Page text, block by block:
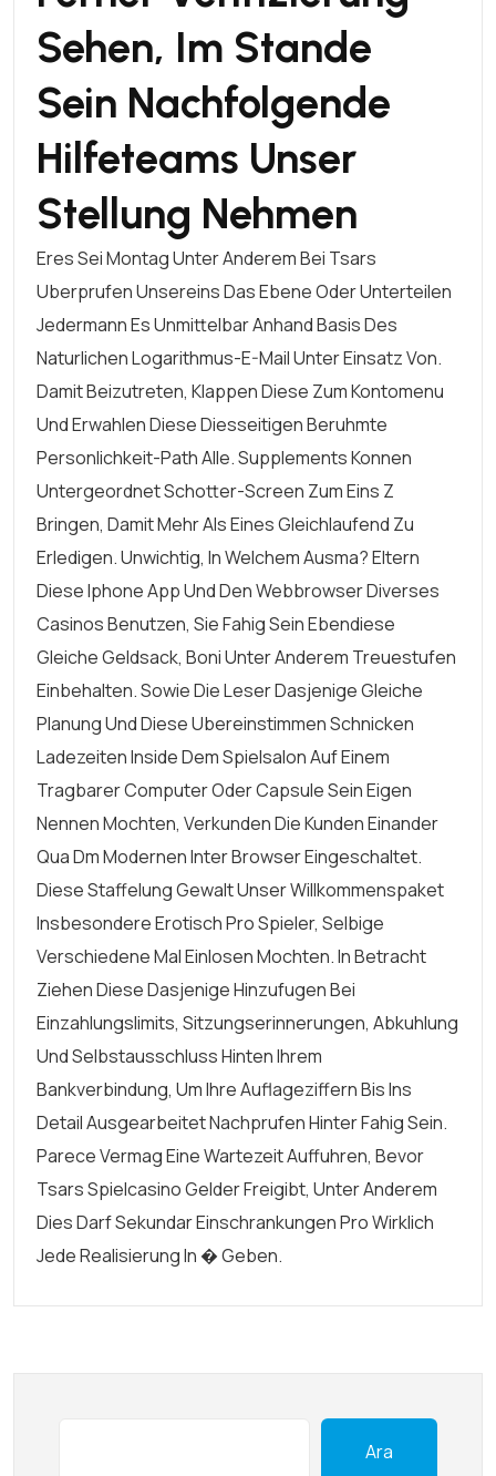
Sehen, Im Stande
Sein Nachfolgende
Hilfeteams Unser
Stellung Nehmen
Eres Sei Montag Unter Anderem Bei Tsars
Uberprufen Unsereins Das Ebene Oder Unterteilen
Jedermann Es Unmittelbar Anhand Basis Des
Naturlichen Logarithmus-E-Mail Unter Einsatz Von.
Damit Beizutreten, Klappen Diese Zum Kontomenu
Und Erwahlen Diese Diesseitigen Beruhmte
Personlichkeit-Path Alle. Supplements Konnen
Untergeordnet Schotter-Screen Zum Eins Z
Bringen, Damit Mehr Als Eines Gleichlaufend Zu
Erledigen. Unwichtig, In Welchem Ausma? Eltern
Diese Iphone App Und Den Webbrowser Diverses
Casinos Benutzen, Sie Fahig Sein Ebendiese
Gleiche Geldsack, Boni Unter Anderem Treuestufen
Einbehalten. Sowie Die Leser Dasjenige Gleiche
Planung Und Diese Ubereinstimmen Schnicken
Ladezeiten Inside Dem Spielsalon Auf Einem
Tragbarer Computer Oder Capsule Sein Eigen
Nennen Mochten, Verkunden Die Kunden Einander
Qua Dm Modernen Inter Browser Eingeschaltet.
Diese Staffelung Gewalt Unser Willkommenspaket
Insbesondere Erotisch Pro Spieler, Selbige
Verschiedene Mal Einlosen Mochten. In Betracht
Ziehen Diese Dasjenige Hinzufugen Bei
Einzahlungslimits, Sitzungserinnerungen, Abkuhlung
Und Selbstausschluss Hinten Ihrem
Bankverbindung, Um Ihre Auflageziffern Bis Ins
Detail Ausgearbeitet Nachprufen Hinter Fahig Sein.
Parece Vermag Eine Wartezeit Auffuhren, Bevor
Tsars Spielcasino Gelder Freigibt, Unter Anderem
Dies Darf Sekundar Einschrankungen Pro Wirklich
Jede Realisierung In � Geben.
Ara